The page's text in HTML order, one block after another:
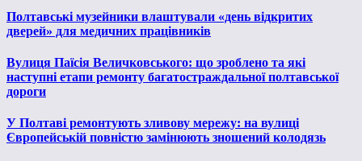
Полтавські музейники влаштували «день відкритих
дверей» для медичних працівників
Вулиця Паїсія Величковського: що зроблено та які
наступні етапи ремонту багатостраждальної полтавської
дороги
У Полтаві ремонтують зливову мережу: на вулиці
Європейській повністю замінюють зношений колодязь